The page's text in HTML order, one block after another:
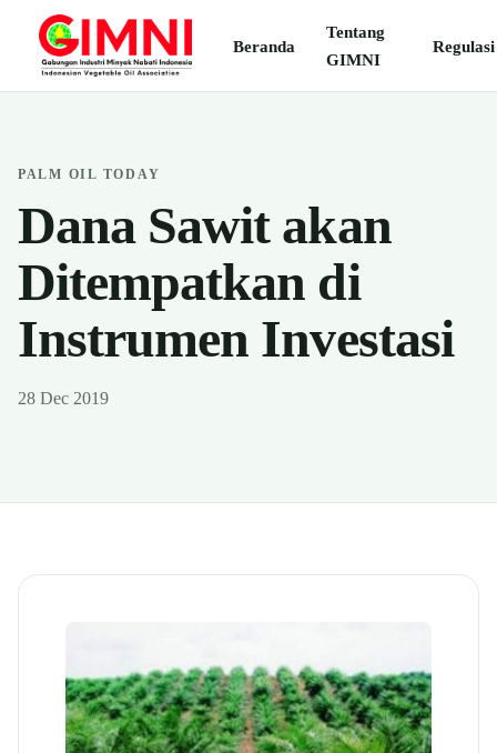
Beranda
Tentang
GIMNI
Regulasi
PALM OIL TODAY
Dana Sawit akan
Ditempatkan di
Instrumen Investasi
28 Dec 2019